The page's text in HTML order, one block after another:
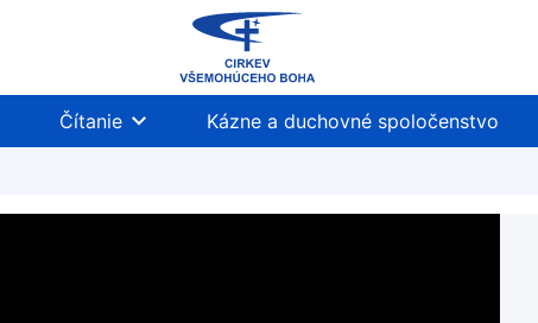
Čítanie Kázne a duchovné spoločenstvo